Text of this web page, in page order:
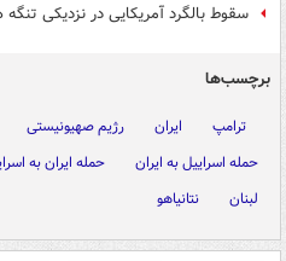
سقوط بالگرد آمریکایی در نزدیکی تنگه
برچسب‌ها
ترامپ ایران رژیم صهیونیستی
حمله اسراییل به ایران
حمله ایران به
لبنان
نتانیاهو